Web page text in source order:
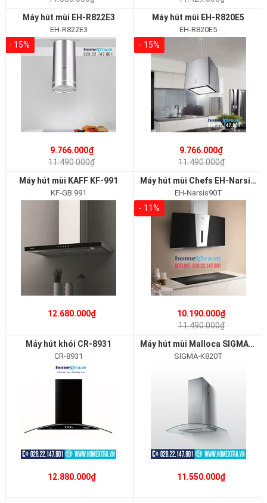
Máy hút mùi EH-R822E3
EH-R822E3
- 15%
9.766.000₫
11.490.000₫
Máy hút mùi EH-R820E5
EH-R820E5
- 15%
9.766.000₫
11.490.000₫
Máy hút mùi KAFF KF-991
KF-GB 991
12.680.000₫
Máy hút mùi Chefs EH-Narsis90T
EH-Narsis90T
- 11%
10.190.000₫
11.490.000₫
Máy hút khói CR-8931
CR-8931
12.880.000₫
Máy hút mùi Malloca SIGMA-K820T
SIGMA-K820T
11.550.000₫